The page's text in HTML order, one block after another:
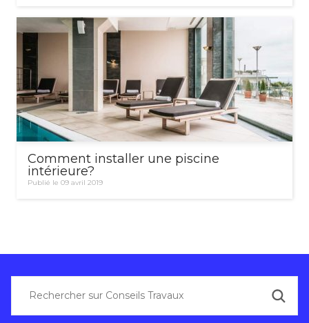
Comment installer une piscine
intérieure?
Publié le 09 avril 2019